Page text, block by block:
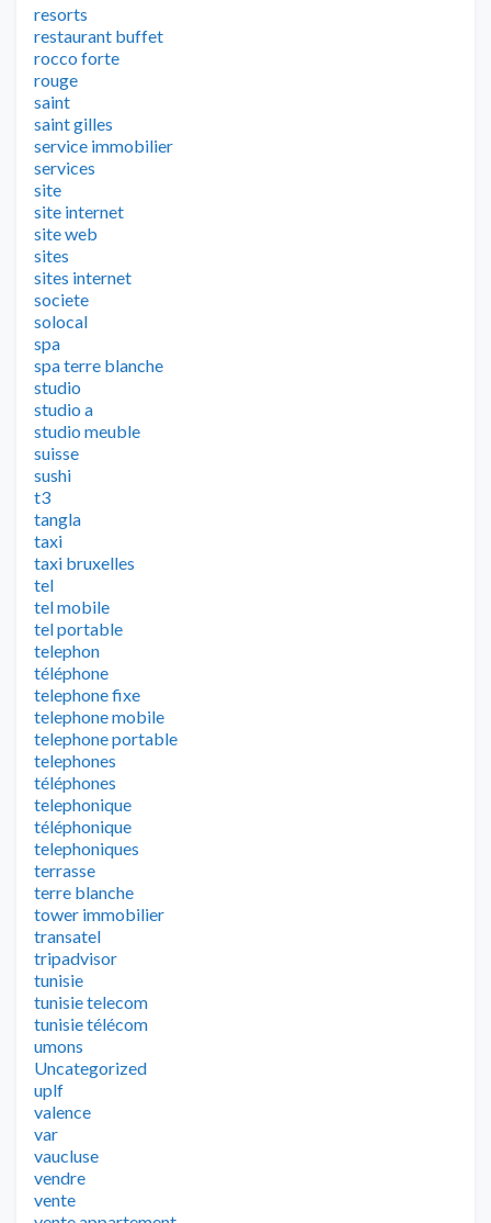
resorts
restaurant buffet
rocco forte
rouge
saint
saint gilles
service immobilier
services
site
site internet
site web
sites
sites internet
societe
solocal
spa
spa terre blanche
studio
studio a
studio meuble
suisse
sushi
t3
tangla
taxi
taxi bruxelles
tel
tel mobile
tel portable
telephon
téléphone
telephone fixe
telephone mobile
telephone portable
telephones
téléphones
telephonique
téléphonique
telephoniques
terrasse
terre blanche
tower immobilier
transatel
tripadvisor
tunisie
tunisie telecom
tunisie télécom
umons
Uncategorized
uplf
valence
var
vaucluse
vendre
vente